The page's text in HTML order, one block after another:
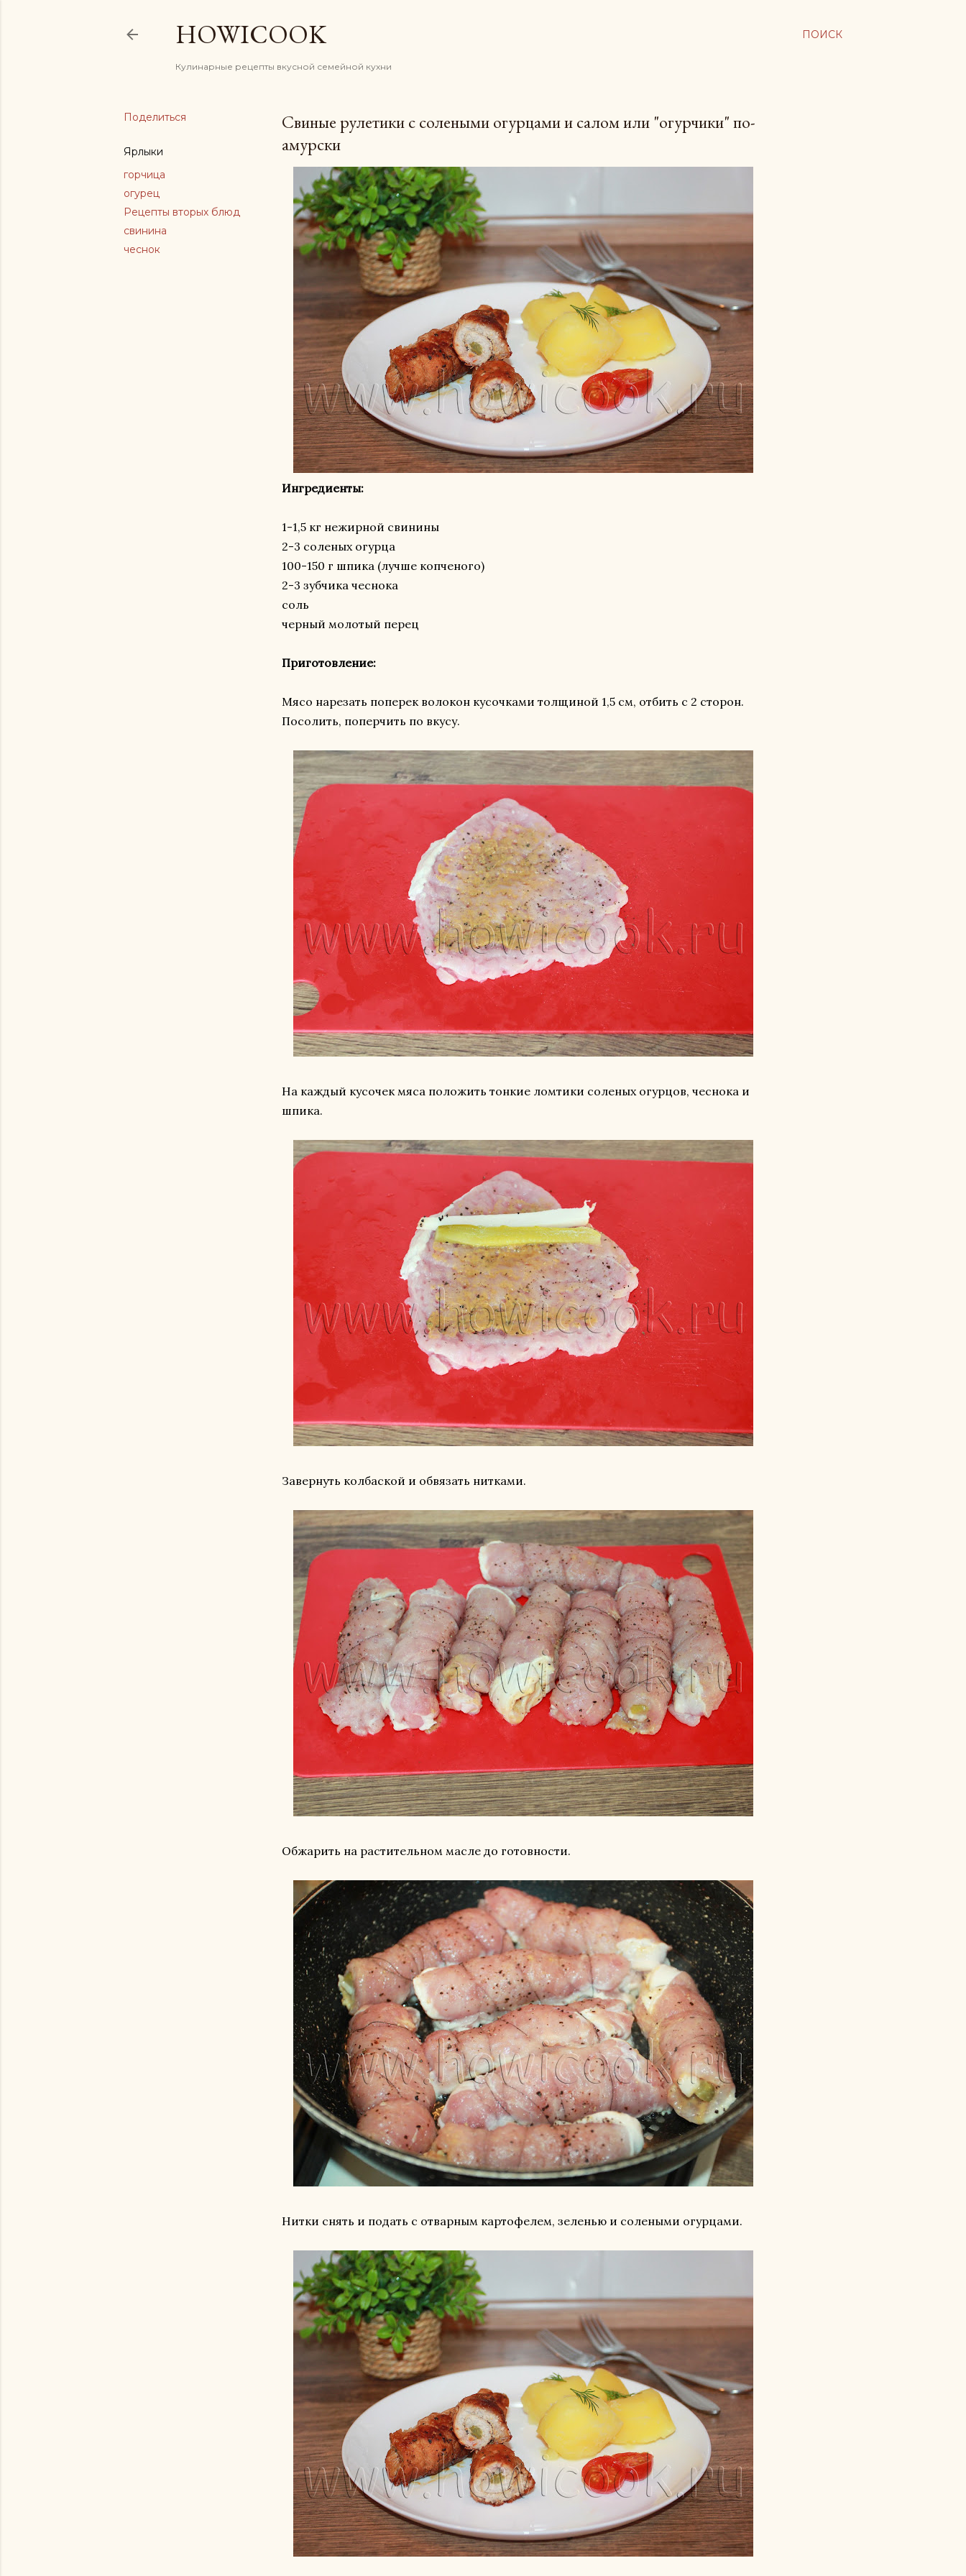
ПОИСК
HOWICOOK
Кулинарные рецепты вкусной семейной кухни
Поделиться
Ярлыки
горчица
огурец
Рецепты вторых блюд
свинина
чеснок
Свиные рулетики с солеными огурцами и салом или "огурчики" по-
амурски
Ингредиенты:
1-1,5 кг нежирной свинины
2-3 соленых огурца
100-150 г шпика (лучше копченого)
2-3 зубчика чеснока
соль
черный молотый перец
Приготовление:
Мясо нарезать поперек волокон кусочками толщиной 1,5 см, отбить с 2 сторон.
Посолить, поперчить по вкусу.
На каждый кусочек мяса положить тонкие ломтики соленых огурцов, чеснока и
шпика.
Завернуть колбаской и обвязать нитками.
Обжарить на растительном масле до готовности.
Нитки снять и подать с отварным картофелем, зеленью и солеными огурцами.